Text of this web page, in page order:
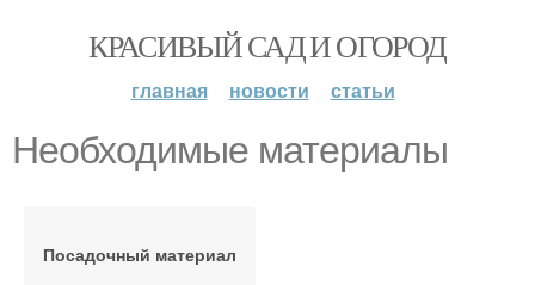
КРАСИВЫЙ САД И ОГОРОД
главная новости статьи
Необходимые материалы
Посадочный материал